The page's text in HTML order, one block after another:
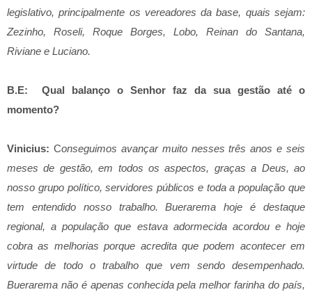
legislativo, principalmente os vereadores da base, quais sejam:
Zezinho, Roseli, Roque Borges, Lobo, Reinan do Santana,
Riviane e Luciano.
B.E: Qual balanço o Senhor faz da sua gestão até o
momento?
Vinicius: Conseguimos avançar muito nesses três anos e seis
meses de gestão, em todos os aspectos, graças a Deus, ao
nosso grupo político, servidores públicos e toda a população que
tem entendido nosso trabalho. Buerarema hoje é destaque
regional, a população que estava adormecida acordou e hoje
cobra as melhorias porque acredita que podem acontecer em
virtude de todo o trabalho que vem sendo desempenhado.
Buerarema não é apenas conhecida pela melhor farinha do país,